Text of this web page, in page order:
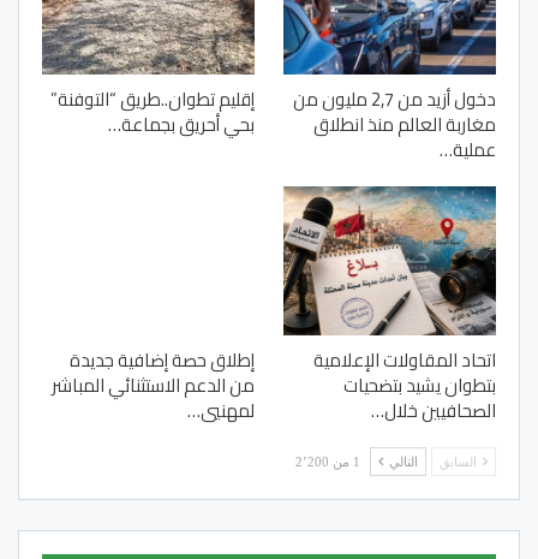
دخول أزيد من 2,7 مليون من
مغاربة العالم منذ انطلاق
عملية…
إقليم تطوان..طريق “التوفنة”
بحي أحريق بجماعة…
اتحاد المقاولات الإعلامية
بتطوان يشيد بتضحيات
الصحافيين خلال…
إطلاق حصة إضافية جديدة
من الدعم الاستثنائي المباشر
لمهنيي…
السابق التالي 1 من 2٬200